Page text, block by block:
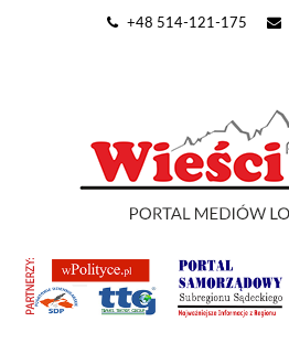
+48 514-121-175